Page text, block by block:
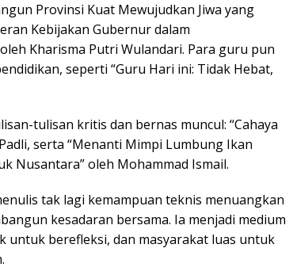
Provinsi Kuat Mewujudkan Jiwa yang
Kebijakan Gubernur dalam
oleh Kharisma Putri Wulandari. Para guru pun
seperti “Guru Hari ini: Tidak Hebat,
tulisan kritis dan bernas muncul: “Cahaya
serta “Menanti Mimpi Lumbung Ikan
Nusantara”oleh Mohammad Ismail.
tak lagi kemampuan teknis menuangkan
kesadaran bersama. Ia menjadi medium
untuk berefleksi, dan masyarakat luas untuk